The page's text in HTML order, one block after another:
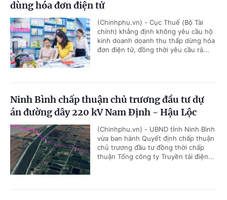
dùng hóa đơn điện tử
(Chinhphu.vn) - Cục Thuế (Bộ Tài
chính) khẳng định không yêu cầu hộ
kinh doanh doanh thu thấp dừng hóa
đơn điện tử, đồng thời yêu cầu rà...
Ninh Bình chấp thuận chủ trương đầu tư dự
án đường dây 220 kV Nam Định - Hậu Lộc
(Chinhphu.vn) - UBND tỉnh Ninh Bình
vừa ban hành Quyết định chấp thuận
chủ trương đầu tư đồng thời chấp
thuận Tổng công ty Truyền tải điện...